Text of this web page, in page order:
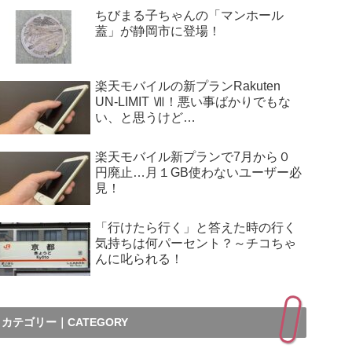
ちびまる子ちゃんの「マンホール
蓋」が静岡市に登場！
楽天モバイルの新プランRakuten
UN-LIMIT Ⅶ！悪い事ばかりでもな
い、と思うけど…
楽天モバイル新プランで7月から０
円廃止…月１GB使わないユーザー必
見！
「行けたら行く」と答えた時の行く
気持ちは何パーセント？～チコちゃ
んに叱られる！
カテゴリー｜CATEGORY